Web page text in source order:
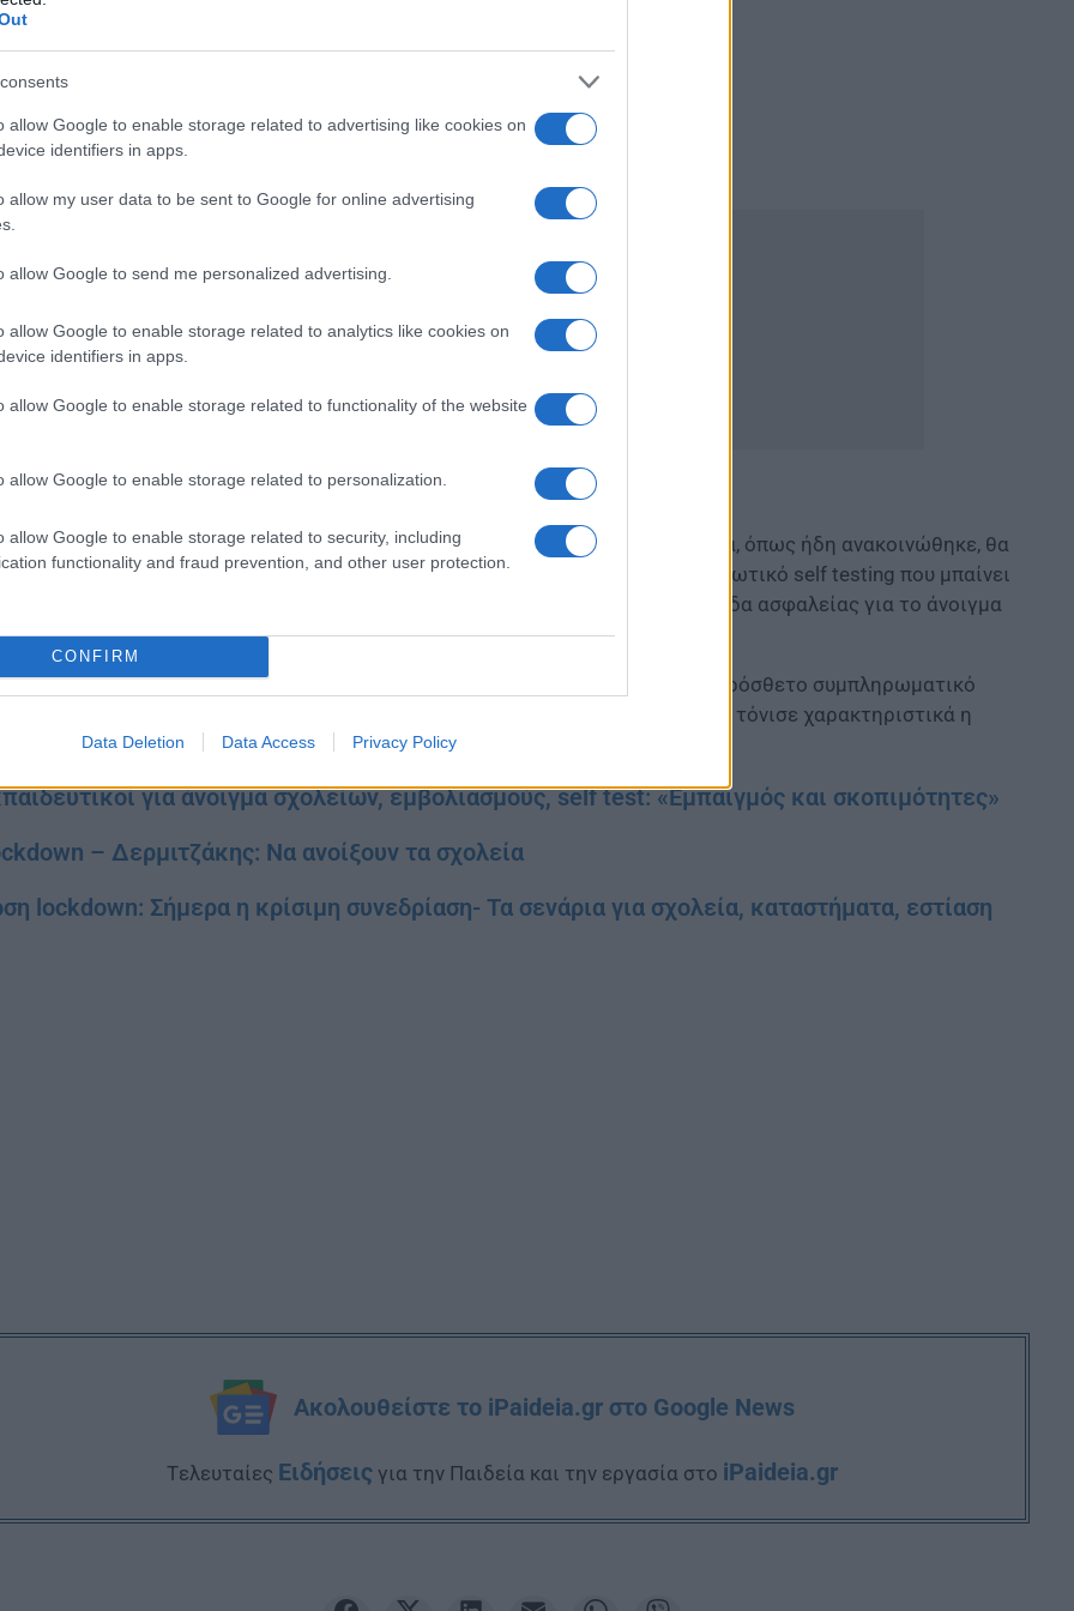
allow Google to enable storage related to advertising like cookies on
identifiers in apps.
allow my user data to be sent to Google for online advertising
allow Google to send me personalized advertising.
allow Google to enable storage related to analytics like cookies on
identifiers in apps.
allow Google to enable storage related to functionality of the website
allow Google to enable storage related to personalization.
allow Google to enable storage related to security, including
functionality and fraud prevention, and other user protection.
CONFIRM
Data Deletion Data Access Privacy Policy
για να ανοίξουν τα σχολεία αναμένεται να είναι τα self tests
, τα οποία, όπως ήδη ανακοινώθηκε, θα
υποχρεωτικά για μια σειρά επαγγελμάτων και δραστηριοτήτων. Το υποχρεωτικό self testing που μπαίνει
ζωές των μαθητών και των εκπαιδευτικών θα αποτελέσει μία μεγάλη δικλίδα ασφαλείας για το άνοιγμα
σχολείων και την επιστροφή των μαθητών στις σχολικές αίθουσες.
ότι την επόμενη εβδομάδα θα έχουμε τα self test, τα οποία είναι ένα πρόσθετο συμπληρωματικό
μαζί με την τήρηση των μέτρων και το τείχος ανοσίας των εμβολίων», τόνισε χαρακτηριστικά η
εκπρόσωπος σήμερα το πρωί.
για άνοιγμα σχολείων, εμβολιασμούς, self test: «Εμπαιγμός και σκοπιμότητες»
– Δερμιτζάκης: Να ανοίξουν τα σχολεία
lockdown: Σήμερα η κρίσιμη συνεδρίαση- Τα σενάρια για σχολεία, καταστήματα, εστίαση
Ακολουθείστε το iPaideia.gr στο Google News
Tελευταίες Ειδήσεις για την Παιδεία και την εργασία στο iPaideia.gr